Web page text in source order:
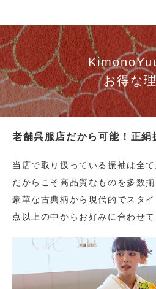
お得な
老舗呉服店だから可能！正絹
当店で取り扱っている振袖は全
だからこそ高品質なものを多数
豪華な古典柄から現代的でスタ
点以上の中からお好みに合わせて